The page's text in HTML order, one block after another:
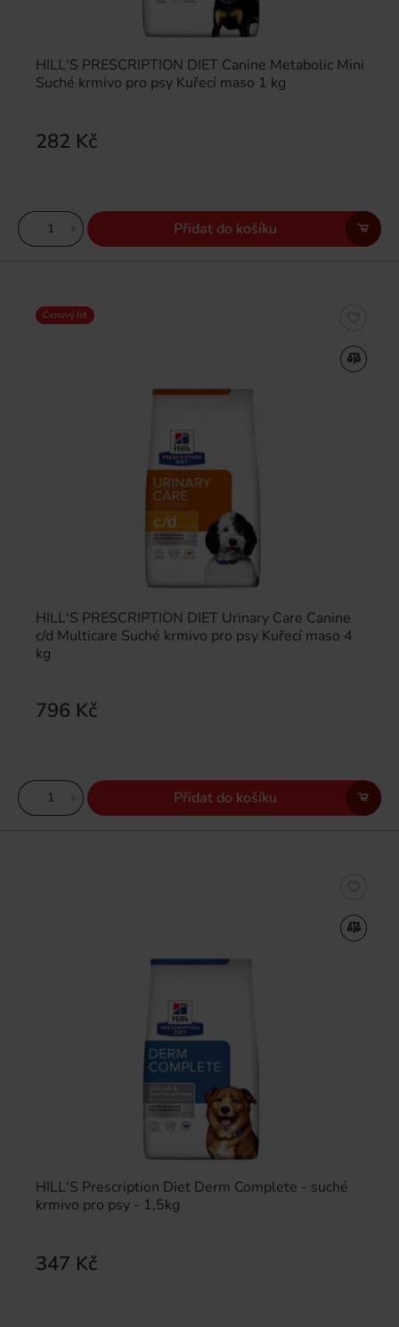
HILL'S PRESCRIPTION DIET Canine Metabolic Mini
Suché krmivo pro psy Kuřecí maso 1 kg
282 Kč
Přidat do košíku
HILL'S PRESCRIPTION DIET Urinary Care Canine
c/d Multicare Suché krmivo pro psy Kuřecí maso 4
kg
796 Kč
Cenový hit
Přidat do košíku
HILL'S Prescription Diet Derm Complete - suché
krmivo pro psy - 1,5kg
347 Kč